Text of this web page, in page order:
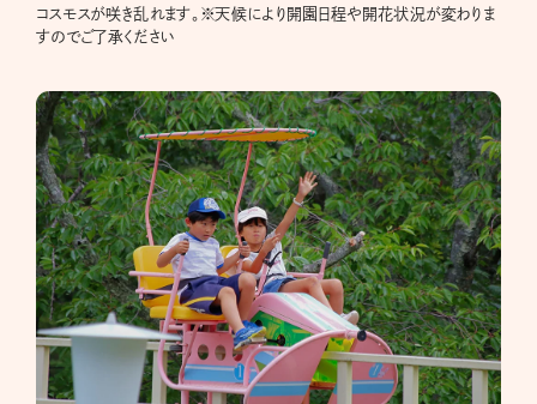
コスモスが咲き乱れます。※天候により開園日程や開花状況が変わりま
すのでご了承ください